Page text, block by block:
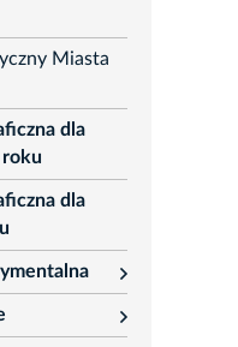
Miasta
dla
roku
dla